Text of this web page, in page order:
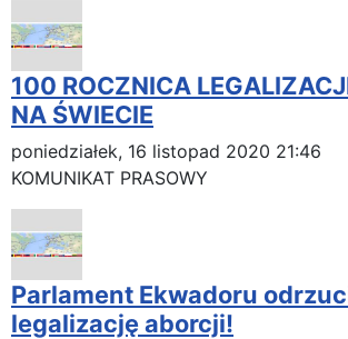
100 ROCZNICA
NA ŚWIECIE
poniedziałek, 16 listopad 2020 21:46
KOMUNIKAT PRASOWY
Parlament Ekwadoru
legalizację aborcji!